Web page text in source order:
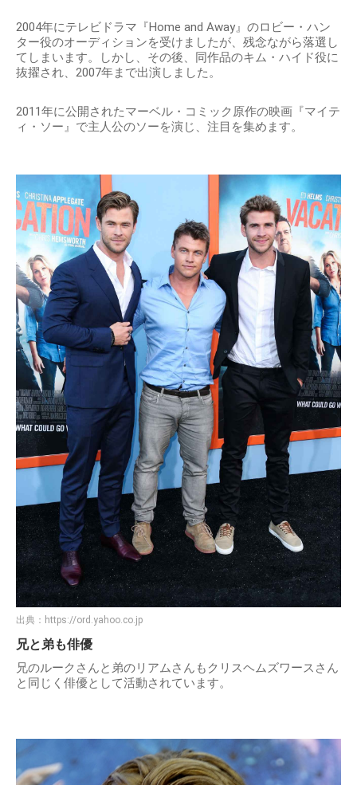
2004年にテレビドラマ『Home and Away』のロビー・ハン
ター役のオーディションを受けましたが、残念ながら落選し
てしまいます。しかし、その後、同作品のキム・ハイド役に
抜擢され、2007年まで出演しました。
2011年に公開されたマーベル・コミック原作の映画『マイテ
ィ・ソー』で主人公のソーを演じ、注目を集めます。
出典： https://ord.yahoo.co.jp
兄と弟も俳優
兄のルークさんと弟のリアムさんもクリスヘムズワースさん
と同じく俳優として活動されています。